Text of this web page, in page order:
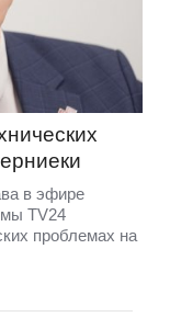
в эфире
TV24
проблемах на